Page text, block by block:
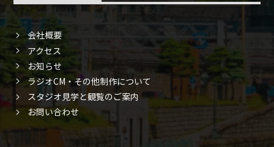
会社概要
アクセス
お知らせ
ラジオCM・その他制作について
スタジオ見学と観覧のご案内
お問い合わせ